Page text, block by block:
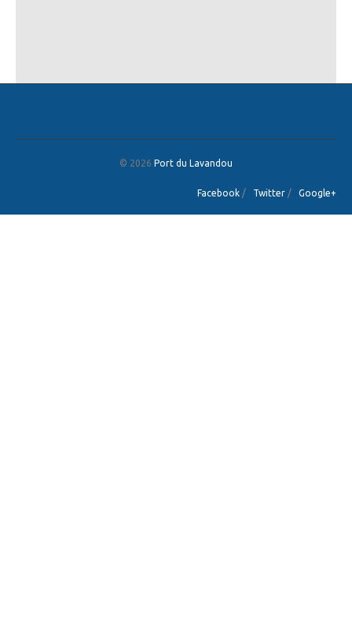
© 2026 Port du Lavandou
Facebook / Twitter / Google+